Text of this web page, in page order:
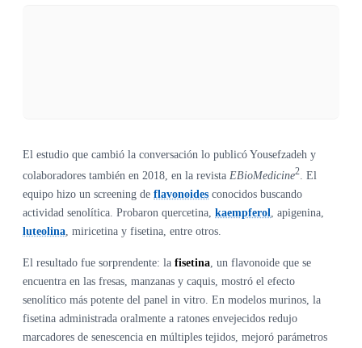
El estudio que cambió la conversación lo publicó Yousefzadeh y
colaboradores también en 2018, en la revista EBioMedicine2 . El
equipo hizo un screening de flavonoides conocidos buscando
actividad senolítica. Probaron quercetina, kaempferol , apigenina,
luteolina , miricetina y fisetina, entre otros.
El resultado fue sorprendente: la fisetina , un flavonoide que se
encuentra en las fresas, manzanas y caquis, mostró el efecto
senolítico más potente del panel in vitro. En modelos murinos, la
fisetina administrada oralmente a ratones envejecidos redujo
marcadores de senescencia en múltiples tejidos, mejoró parámetros